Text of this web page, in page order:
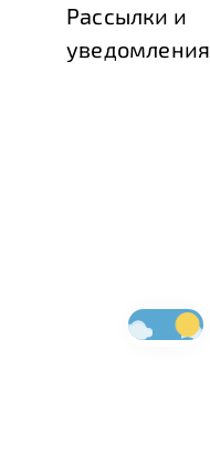
Рассылки и
уведомления